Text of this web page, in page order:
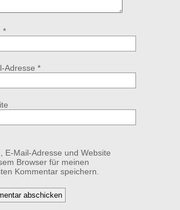
*
Adresse *
E-Mail-Adresse und Website
Browser für meinen
Kommentar speichern.